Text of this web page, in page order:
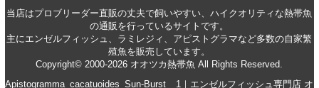
当店はプロブリーダー直販の丈夫で飼いやすい、ハイクオリティな熱帯魚
の通販 を行っているサイトです。
主にエンゼルフィッシュ 、 ラミレジィ 、 アピストグラマなど多数の自家繁
殖魚を販売 しています。
Copyright© 2000-2026 オオツカ熱帯魚 All Rights Reserved.
Apistogramma_cacatuoides_Sun-Burst__1｜エンゼルフィッシュ専門店 オ